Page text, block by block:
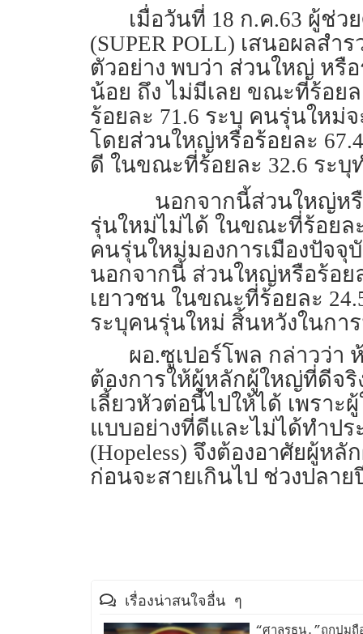
เมื่อวันที่ 18 ก.ค.63 ผู้ช่
(SUPER POLL) เสนอผลส
ตัวอย่าง พบว่า ส่วนใหญ่ หรื
น้อย ถึง ไม่มีเลย ขณะที่ร้อย
ร้อยละ 71.6 ระบุ คนรุ่นใหม่
โดยส่วนใหญ่หรือร้อยละ
ดี ในขณะที่ร้อยละ 32.6 ระบุ
นอกจากนี้ส่วนใหญ่ห
รุ่นใหม่ไม่ได้ ในขณะที่ร้อยล
คนรุ่นใหม่มองการเมืองปัจจุ
นอกจากนี้ ส่วนใหญ่หรือร้อย
เยาวชน ในขณะที่ร้อยละ
ระบุคนรุ่นใหม่ สิ้นหวังในกา
ผอ.ซูเปอร์โพล กล่าวว่า
ต้องการให้ผู้หลักผู้ใหญ่ที่ดีจ
เลี้ยวหัวต่อนี้ไปให้ได้ เพรา
แบบอย่างที่ดีและไม่ได้ทำป
(Hopeless) จึงต้องอาศัยผู้ห
ก่อนจะสายเกินไป ช่วงปลาย
เรื่องน่าสนใจอื่น ๆ
“ศาลรธน.”ถกปมถื